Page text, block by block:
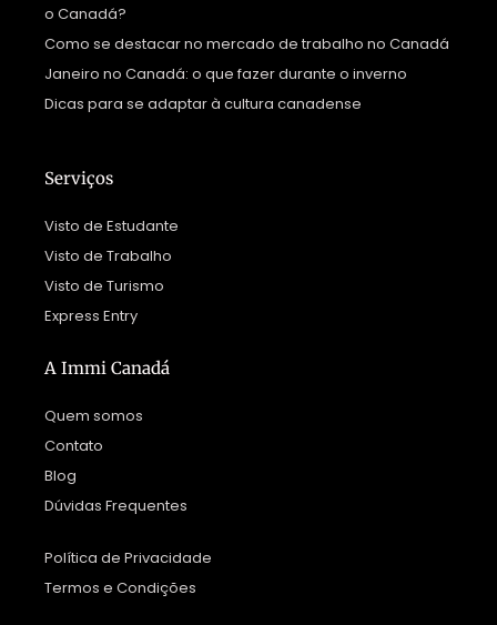
o Canadá?
Como se destacar no mercado de trabalho no Canadá
Janeiro no Canadá: o que fazer durante o inverno
Dicas para se adaptar à cultura canadense
Serviços
Visto de Estudante
Visto de Trabalho
Visto de Turismo
Express Entry
A Immi Canadá
Quem somos
Contato
Blog
Dúvidas Frequentes
Política de Privacidade
Termos e Condições